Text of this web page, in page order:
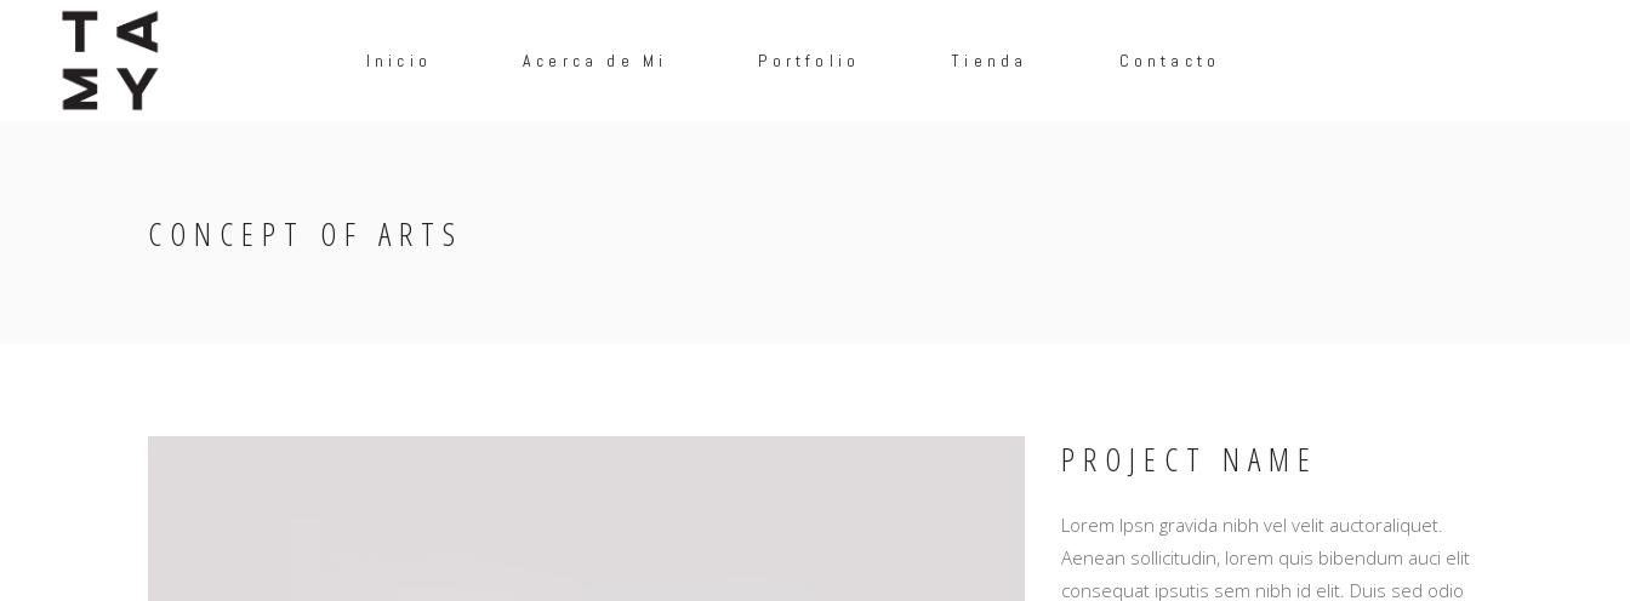
Inicio Acerca de Mi Portfolio Tienda Contacto
CONCEPT OF ARTS
PROJECT NAME
Lorem Ipsn gravida nibh vel velit auctoraliquet.
Aenean sollicitudin, lorem quis bibendum auci elit
consequat ipsutis sem nibh id elit. Duis sed odio